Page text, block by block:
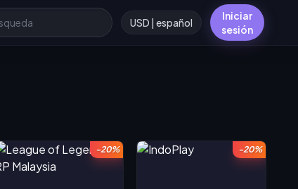
USD | español
Iniciar
sesión
-20% -20%